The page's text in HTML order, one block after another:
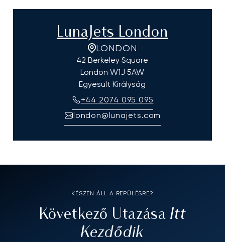
LunaJets London
LONDON
42 Berkeley Square
London W1J 5AW
Egyesült Királyság
+44 2074 095 095
london@lunajets.com
KÉSZEN ÁLL A REPÜLÉSRE?
Következő Utazása Itt
Kezdődik